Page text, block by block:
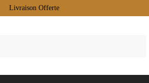
Livraison Offerte